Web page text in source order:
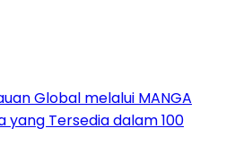
Global melalui MANGA
yang Tersedia dalam 100